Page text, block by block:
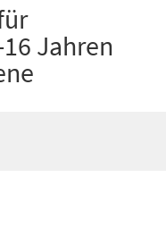
Jahren